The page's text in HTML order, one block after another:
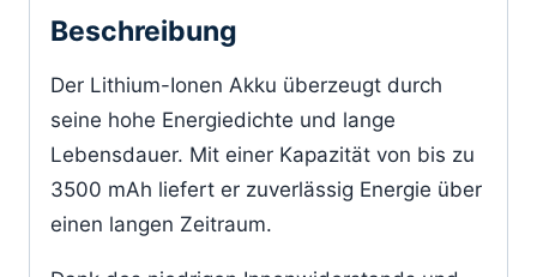
Beschreibung
Der Lithium-Ionen Akku überzeugt durch
seine hohe Energiedichte und lange
Lebensdauer. Mit einer Kapazität von bis zu
3500 mAh liefert er zuverlässig Energie über
einen langen Zeitraum.